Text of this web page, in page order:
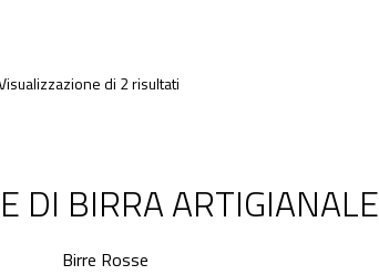
di 2 risultati
DI BIRRA ARTIGIANALE
Birre Rosse